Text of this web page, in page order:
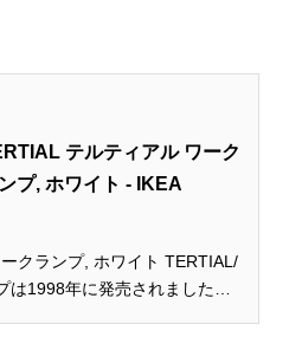
テルティアル ワーク
ランプ, ホワイト - IKEA
クランプ, ホワイト TERTIAL/
は1998年に発売されました。